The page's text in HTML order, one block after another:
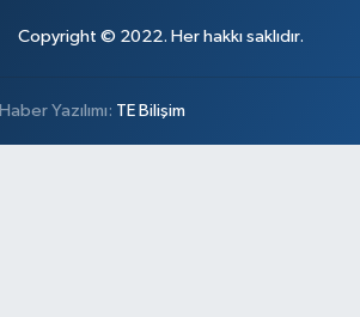
Copyright © 2022. Her hakkı saklıdır.
Haber Yazılımı: TE Bilişim